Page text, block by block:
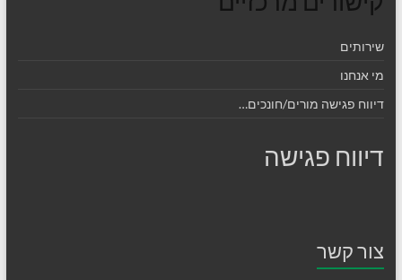
שירותים
מי אנחנו
דיווח פגישה מורים/חונכים…
דיווח פגישה
צור קשר